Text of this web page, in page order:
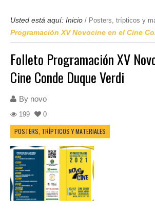
Usted está aquí: Inicio / Posters, trípticos y
Programación XV Novocine en el Cine
Folleto Programación XV
Cine Conde Duque Verdi
By novo
199 0
POSTERS, TRÍPTICOS Y MATERIALES